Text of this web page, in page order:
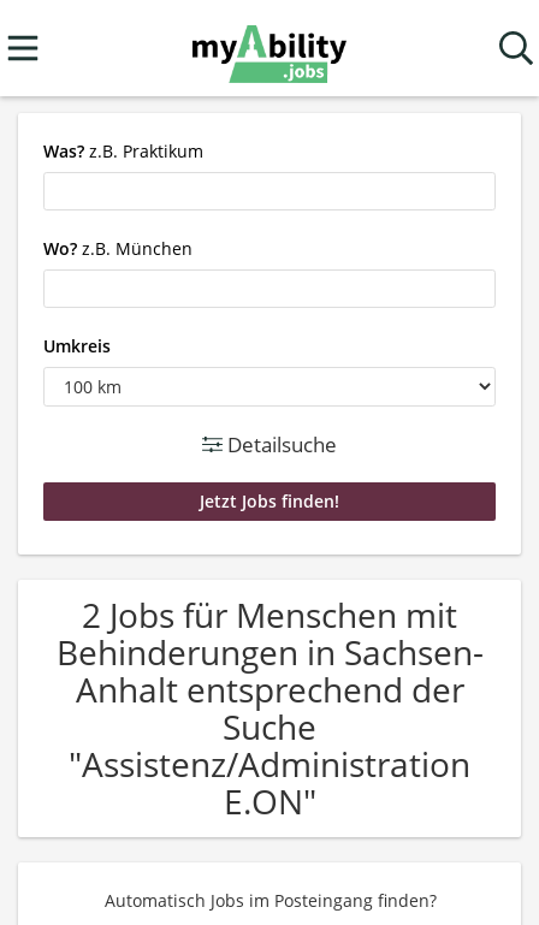
Was? z.B. Praktikum
Wo? z.B. München
Umkreis
Detailsuche
2 Jobs für Menschen mit
Behinderungen in Sachsen-
Anhalt entsprechend der
Suche
"Assistenz/Administration
E.ON"
Automatisch Jobs im Posteingang finden?